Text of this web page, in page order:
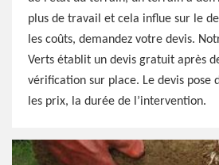
plus de travail et cela influe sur le
les coûts, demandez votre devis.
Verts établit un devis gratuit après
vérification sur place. Le devis pose
les prix, la durée de l’intervention.